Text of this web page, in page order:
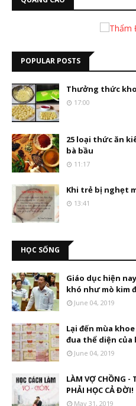
POPULAR POSTS
Thưởng thức
17:00
25 loại thức ăn
bà bầu
11:17
Khi trẻ bị nghẹt
13:41
HỌC SỐNG
Giáo dục hiện
khó như mò kim
June 04, 2019
Lại đến mùa
đua thể diện của
June 04, 2019
LÀM VỢ CHỒNG -
PHẢI HỌC CẢ ĐỜI!
May 31, 2019